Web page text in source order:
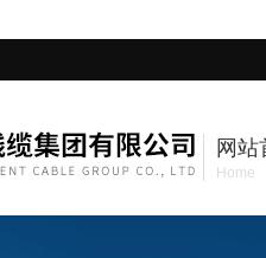
网站
Home